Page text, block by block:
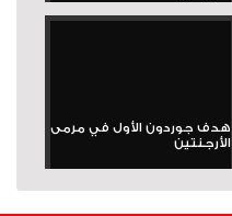
هدف جوردون الأول في مرمى
الأرجنتين